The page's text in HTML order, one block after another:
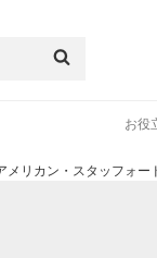
お役
メリカン・スタッフォー